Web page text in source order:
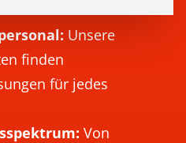
Unsere
finden
für jedes
Von